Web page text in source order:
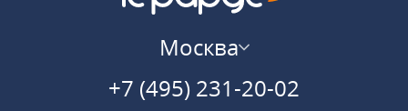
Москва
+7 (495) 231-20-02